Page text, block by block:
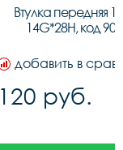
Втулка передняя
14G*28H, код
добавить в
120 руб.